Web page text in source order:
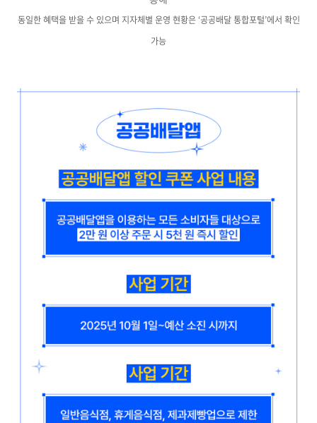
동일한 혜택을 받을 수 있으며 지자체별 운영 현황은 ‘공공배달 통합포털’에서 확인
가능